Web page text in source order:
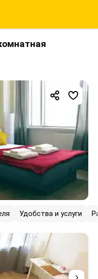
Удобства и услуги